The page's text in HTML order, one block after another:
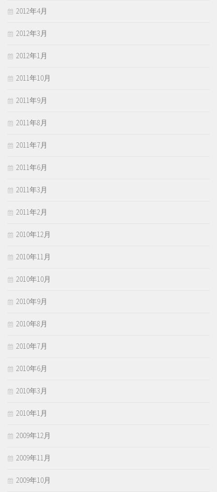
2012年4月
2012年3月
2012年1月
2011年10月
2011年9月
2011年8月
2011年7月
2011年6月
2011年3月
2011年2月
2010年12月
2010年11月
2010年10月
2010年9月
2010年8月
2010年7月
2010年6月
2010年3月
2010年1月
2009年12月
2009年11月
2009年10月